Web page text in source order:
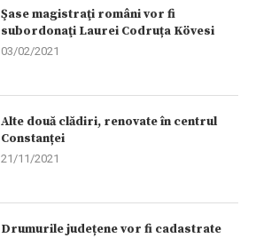
Şase magistraţi români vor fi
subordonaţi Laurei Codruța Kövesi
03/02/2021
Alte două clădiri, renovate în centrul
Constanței
21/11/2021
Drumurile județene vor fi cadastrate